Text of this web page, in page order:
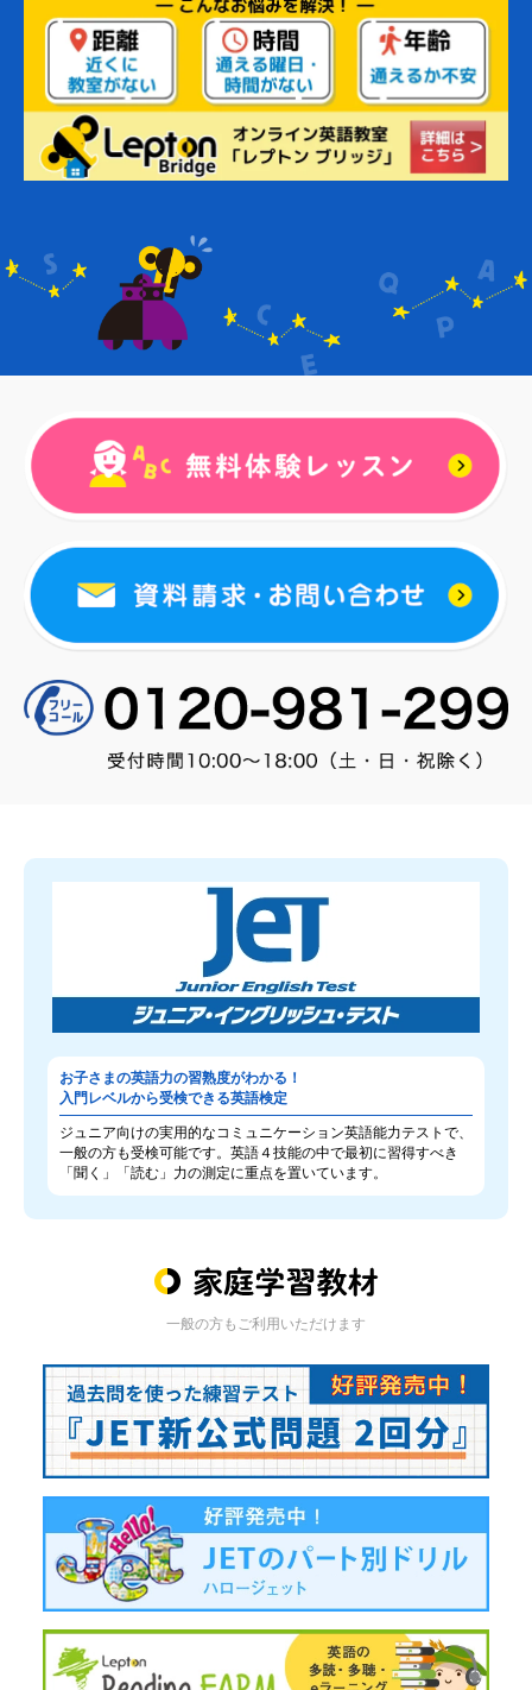
お子さまの英語力の習熟度がわかる！
入門レベルから受検できる英語検定
ジュニア向けの実用的なコミュニケーション英語能力テストで、
一般の方も受検可能です。英語４技能の中で最初に習得すべき
「聞く」「読む」力の測定に重点を置いています。
一般の方もご利用いただけます